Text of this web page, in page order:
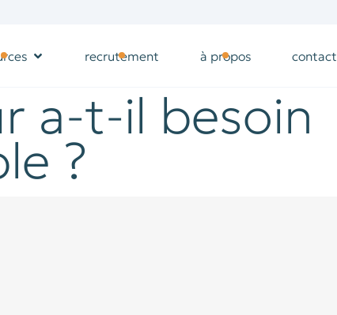
recrutement à propos contact
a-t-il besoin
?